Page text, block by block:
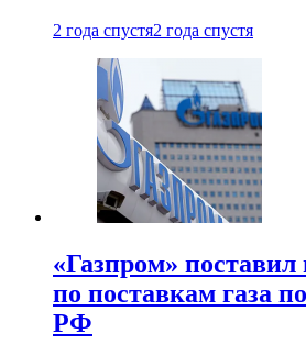
2 года спустя2 года спустя
«Газпром»
по поставкам газа
РФ